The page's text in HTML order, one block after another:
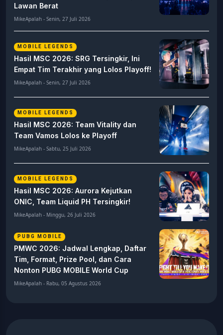
Lawan Berat
MikeApalah - Senin, 27 Juli 2026
MOBILE LEGENDS
Hasil MSC 2026: SRG Tersingkir, Ini
Empat Tim Terakhir yang Lolos Playoff!
MikeApalah - Senin, 27 Juli 2026
MOBILE LEGENDS
Hasil MSC 2026: Team Vitality dan
Team Vamos Lolos ke Playoff
MikeApalah - Sabtu, 25 Juli 2026
MOBILE LEGENDS
Hasil MSC 2026: Aurora Kejutkan
ONIC, Team Liquid PH Tersingkir!
MikeApalah - Minggu, 26 Juli 2026
PUBG MOBILE
PMWC 2026: Jadwal Lengkap, Daftar
Tim, Format, Prize Pool, dan Cara
Nonton PUBG MOBILE World Cup
MikeApalah - Rabu, 05 Agustus 2026